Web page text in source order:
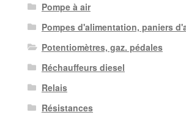
Pompe à air
Pompes d'alimentation, paniers
Potentiomètres, gaz. pédales
Réchauffeurs diesel
Relais
Résistances